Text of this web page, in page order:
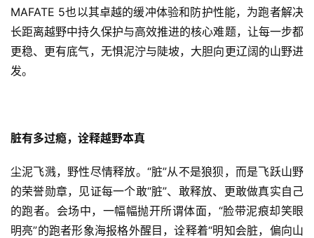
MAFATE 5也以其卓越的缓冲体验和防护性能，为跑者解决
长距离越野中持久保护与高效推进的核心难题，让每一步都
更稳、更有底气，无惧泥泞与陡坡，大胆向更辽阔的山野进
发。
脏有多过瘾，诠释越野本真
尘泥飞溅，野性尽情释放。“脏”从不是狼狈，而是飞跃山野
的荣誉勋章，见证每一个敢“脏”、敢释放、更敢做真实自己
的跑者。会场中，一幅幅抛开所谓体面，“脸带泥痕却笑眼
明亮”的跑者形象海报格外醒目，诠释着“明知会脏，偏向山